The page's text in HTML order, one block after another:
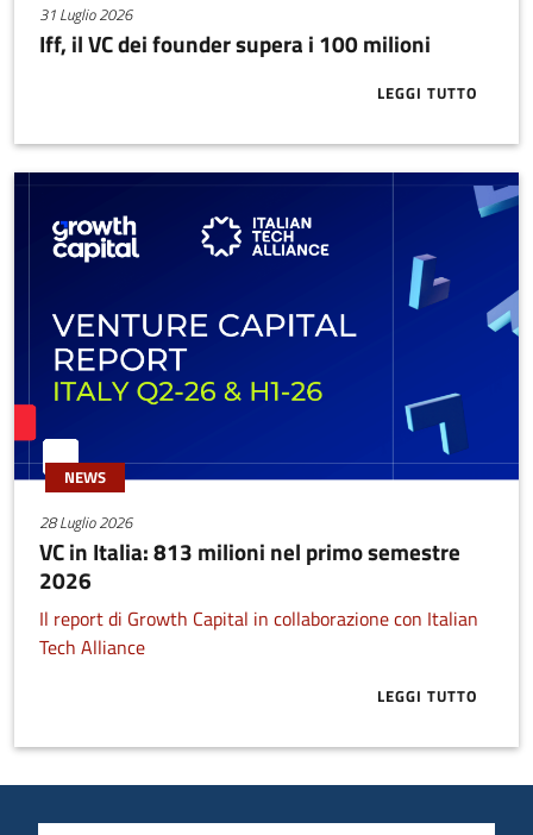
31 Luglio 2026
Iff, il VC dei founder supera i 100 milioni
LEGGI TUTTO
ABOUT IFF,
NEWS
28 Luglio 2026
VC in Italia: 813 milioni nel primo semestre
2026
Il report di Growth Capital in collaborazione con Italian
Tech Alliance
LEGGI TUTTO
ABOUT VC